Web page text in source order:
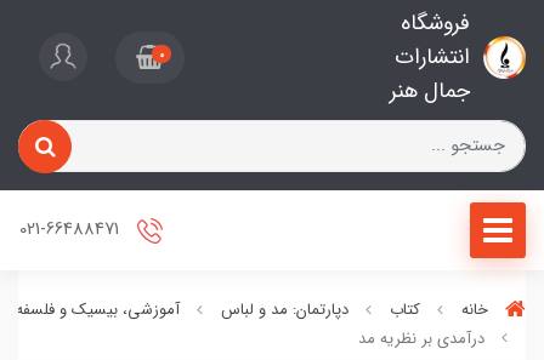
فروشگاه
انتشارات
جمال هنر
0
خانه کتاب دپارتمان: مد و لباس
آموزشی، بیسیک و فلسفه
درآمدی بر نظریه مد